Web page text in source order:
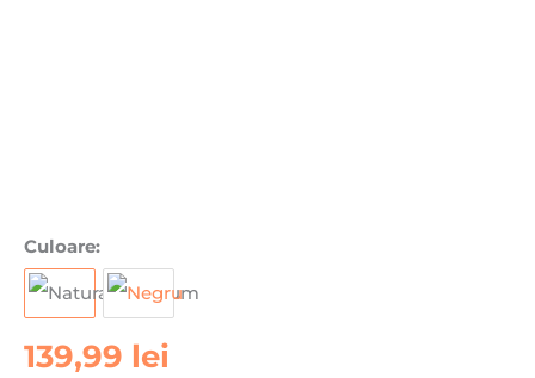
Culoare:
139,99 lei